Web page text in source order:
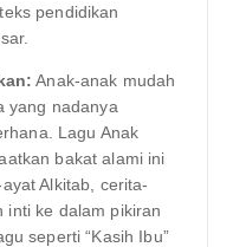
pendidikan
Anak-anak mudah
yang nadanya
Lagu Anak
bakat alami ini
Alkitab, cerita-
inti ke dalam pikiran
seperti “Kasih Ibu”